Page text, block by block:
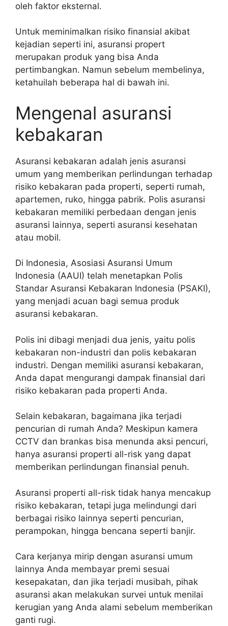
oleh faktor eksternal.
Untuk meminimalkan risiko finansial akibat
kejadian seperti ini, asuransi propert
merupakan produk yang bisa Anda
pertimbangkan. Namun sebelum membelinya,
ketahuilah beberapa hal di bawah ini.
Mengenal asuransi
kebakaran
Asuransi kebakaran adalah jenis asuransi
umum yang memberikan perlindungan terhadap
risiko kebakaran pada properti, seperti rumah,
apartemen, ruko, hingga pabrik. Polis asuransi
kebakaran memiliki perbedaan dengan jenis
asuransi lainnya, seperti asuransi kesehatan
atau mobil.
Di Indonesia, Asosiasi Asuransi Umum
Indonesia (AAUI) telah menetapkan Polis
Standar Asuransi Kebakaran Indonesia (PSAKI),
yang menjadi acuan bagi semua produk
asuransi kebakaran.
Polis ini dibagi menjadi dua jenis, yaitu polis
kebakaran non-industri dan polis kebakaran
industri. Dengan memiliki asuransi kebakaran,
Anda dapat mengurangi dampak finansial dari
risiko kebakaran pada properti Anda.
Selain kebakaran, bagaimana jika terjadi
pencurian di rumah Anda? Meskipun kamera
CCTV dan brankas bisa menunda aksi pencuri,
hanya asuransi properti all-risk yang dapat
memberikan perlindungan finansial penuh.
Asuransi properti all-risk tidak hanya mencakup
risiko kebakaran, tetapi juga melindungi dari
berbagai risiko lainnya seperti pencurian,
perampokan, hingga bencana seperti banjir.
Cara kerjanya mirip dengan asuransi umum
lainnya Anda membayar premi sesuai
kesepakatan, dan jika terjadi musibah, pihak
asuransi akan melakukan survei untuk menilai
kerugian yang Anda alami sebelum memberikan
ganti rugi.